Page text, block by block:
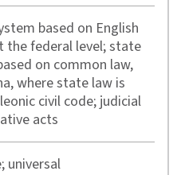
based on English
the federal level; state
on common law,
where state law is
civil code; judicial
acts
universal